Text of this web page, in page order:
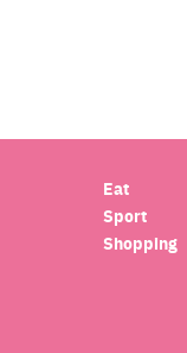
Eat
Sport
Shopping